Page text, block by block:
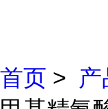
首页 >